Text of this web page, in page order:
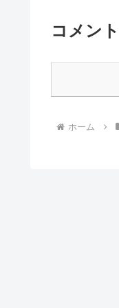
コメント
ホーム